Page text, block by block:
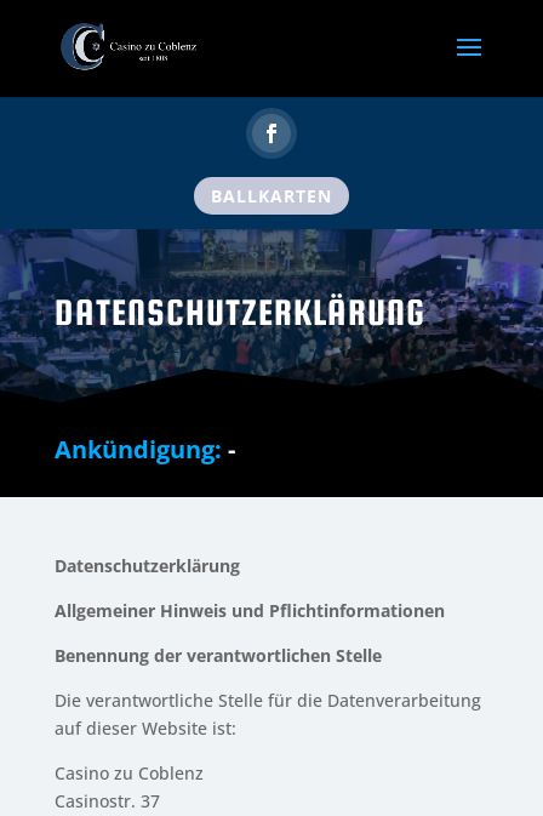
BALLKARTEN
DATENSCHUTZERKLÄRUNG
Ankündigung: -
Datenschutzerklärung
Allgemeiner Hinweis und Pflichtinformationen
Benennung der verantwortlichen Stelle
Die verantwortliche Stelle für die Datenverarbeitung
auf dieser Website ist:
Casino zu Coblenz
Casinostr. 37